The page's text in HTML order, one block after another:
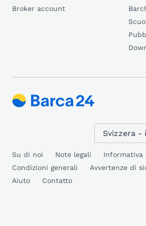
Broker account
Su di noi Note legali
Informativa
Condizioni generali
Avvertenze di
Aiuto
Contatto